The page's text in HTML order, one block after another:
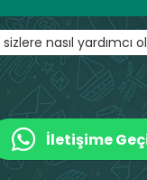
nasıl yardımcı
İletişime